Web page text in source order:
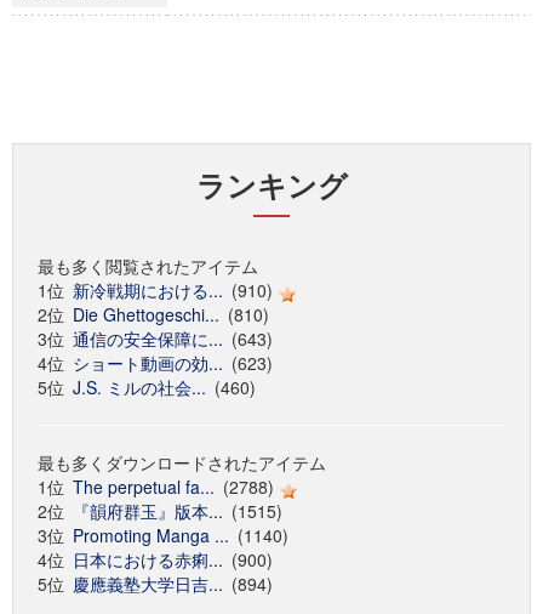
ランキング
最も多く閲覧されたアイテム
1位 新冷戦期における... (910)
2位 Die Ghettogeschi... (810)
3位 通信の安全保障に... (643)
4位 ショート動画の効... (623)
5位 J.S. ミルの社会... (460)
最も多くダウンロードされたアイテム
1位 The perpetual fa... (2788)
2位
『韻府群玉』版本... (1515)
3位 Promoting Manga ... (1140)
4位 日本における赤痢... (900)
5位 慶應義塾大学日吉... (894)